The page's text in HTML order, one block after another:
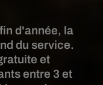
d'année, la
du service.
et
entre 3 et